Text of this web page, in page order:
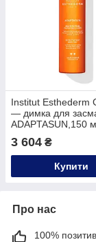
Institut Esthederm
— димка для
ADAPTASUN,150
3 604 ₴
Купити
Про нас
100%